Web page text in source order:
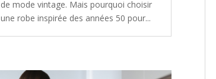
de mode vintage. Mais pourquoi choisir
une robe inspirée des années 50 pour...